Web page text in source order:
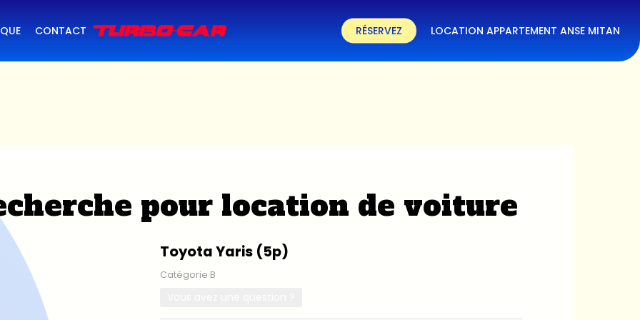
CONTACT RÉSERVEZ LOCATION APPARTEMENT ANSE MITAN
pour location de voiture
Toyota Yaris (5p)
Catégorie B